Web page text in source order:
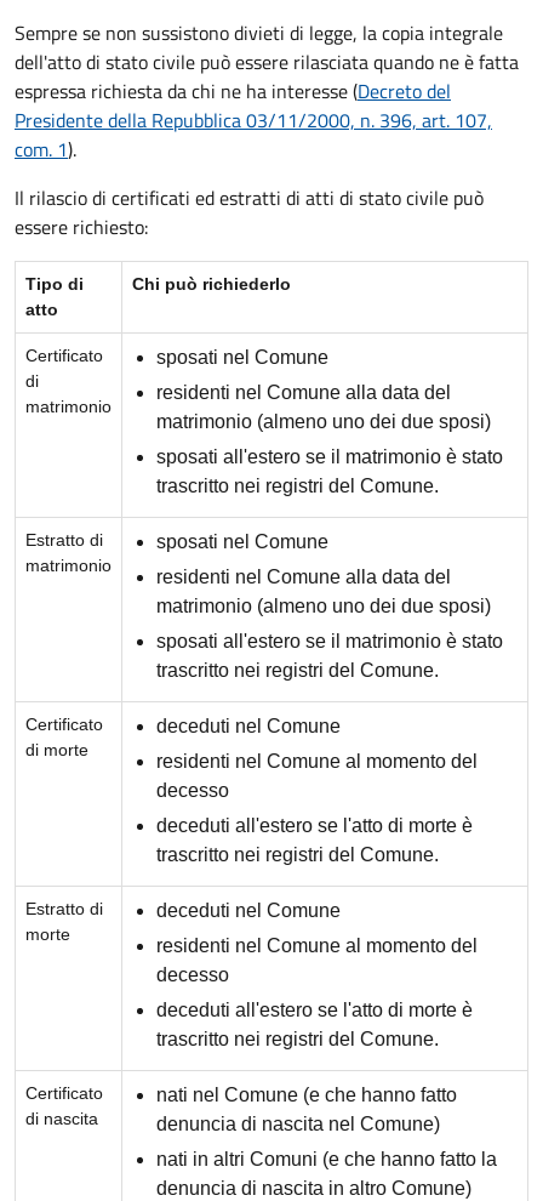
Sempre se non sussistono divieti di legge, la copia integrale
dell'atto di stato civile può essere rilasciata quando ne è fatta
espressa richiesta da chi ne ha interesse (Decreto del
Presidente della Repubblica 03/11/2000, n. 396, art. 107,
com. 1).
Il rilascio di certificati ed estratti di atti di stato civile può
essere richiesto:
Tipo di
atto
Chi può richiederlo
Certificato
di
matrimonio
sposati nel Comune
residenti nel Comune alla data del
matrimonio (almeno uno dei due sposi)
sposati all'estero se il matrimonio è stato
trascritto nei registri del Comune.
Estratto di
matrimonio
sposati nel Comune
residenti nel Comune alla data del
matrimonio (almeno uno dei due sposi)
sposati all'estero se il matrimonio è stato
trascritto nei registri del Comune.
Certificato
di morte
deceduti nel Comune
residenti nel Comune al momento del
decesso
deceduti all'estero se l'atto di morte è
trascritto nei registri del Comune.
Estratto di
morte
deceduti nel Comune
residenti nel Comune al momento del
decesso
deceduti all'estero se l'atto di morte è
trascritto nei registri del Comune.
Certificato
di nascita
nati nel Comune (e che hanno fatto
denuncia di nascita nel Comune)
nati in altri Comuni (e che hanno fatto la
denuncia di nascita in altro Comune)